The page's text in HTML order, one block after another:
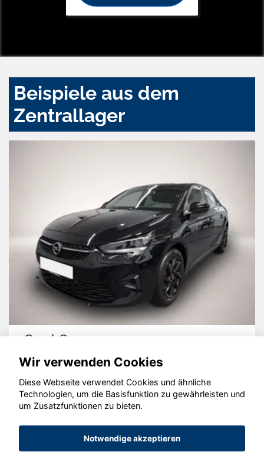
Beispiele aus dem
Zentrallager
Opel Corsa
© konjunkturmotor.de GmbH 2020 - 2026
Wir verwenden Cookies
Diese Webseite verwendet Cookies und ähnliche
Technologien, um die Basisfunktion zu gewährleisten und
um Zusatzfunktionen zu bieten.
Notwendige akzeptieren